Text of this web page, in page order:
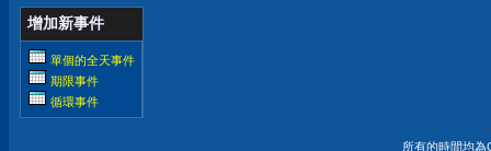
增加新事件
單個的全天事件
期限事件
循環事件
所有的時間均為